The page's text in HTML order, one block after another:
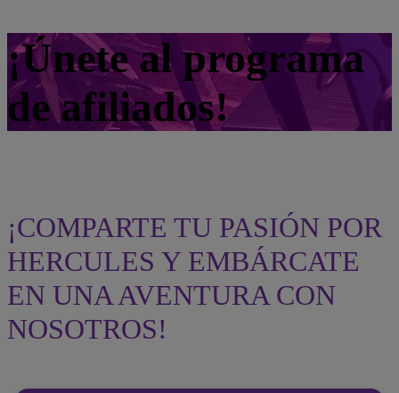
¡Únete al programa
de afiliados!
¡COMPARTE TU PASIÓN POR
HERCULES Y EMBÁRCATE
EN UNA AVENTURA CON
NOSOTROS!